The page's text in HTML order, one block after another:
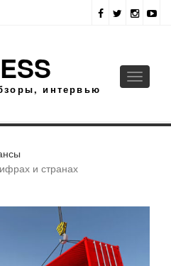
интервью
Toggle
и странах